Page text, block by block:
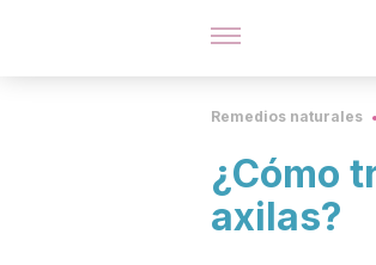
Remedios naturales
¿Cómo
axilas?